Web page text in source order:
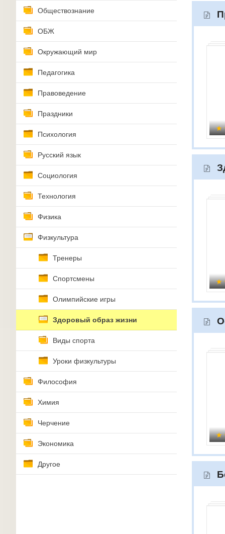
Обществознание
ОБЖ
Окружающий мир
Педагогика
Правоведение
Праздники
Психология
Русский язык
Социология
Технология
Физика
Физкультура
Тренеры
Спортсмены
Олимпийские игры
Здоровый образ жизни
Виды спорта
Уроки физкультуры
Философия
Химия
Черчение
Экономика
Другое